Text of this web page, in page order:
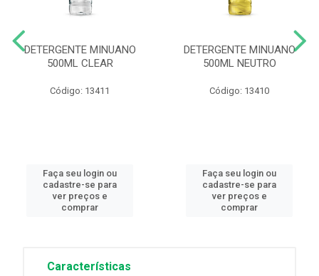
DETERGENTE MINUANO
500ML CLEAR
Código: 13411
Faça seu login ou
cadastre-se para
ver preços e
comprar
DETERGENTE MINUANO
500ML NEUTRO
Código: 13410
Faça seu login ou
cadastre-se para
ver preços e
comprar
Características